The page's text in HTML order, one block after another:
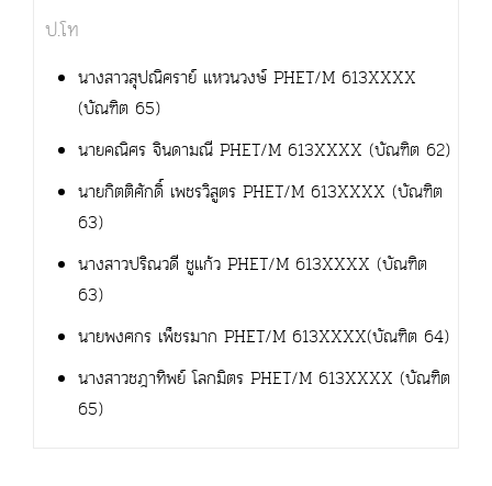
ป.โท
นางสาวสุปณิศราย์ แหวนวงษ์ PHET/M 613XXXX
(บัณฑิต 65)
นายคณิศร จินดามณี PHET/M 613XXXX (บัณฑิต 62)
นายกิตติศักดิ์ เพชรวิสูตร PHET/M 613XXXX (บัณฑิต
63)
นางสาวปริณวดี ชูแก้ว PHET/M 613XXXX (บัณฑิต
63)
นายพงศกร เพ็ชรมาก PHET/M 613XXXX(บัณฑิต 64)
นางสาวชฎาทิพย์ โลกมิตร PHET/M 613XXXX (บัณฑิต
65)